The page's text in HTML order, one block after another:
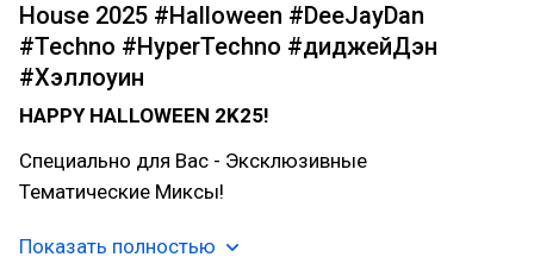
House 2025 #Halloween #DeeJayDan
#Techno #HyperTechno #диджейДэн
#Хэллоуин
HAPPY HALLOWEEN 2K25!
Специально для Вас - Эксклюзивные
Тематические Миксы!
Показать полностью